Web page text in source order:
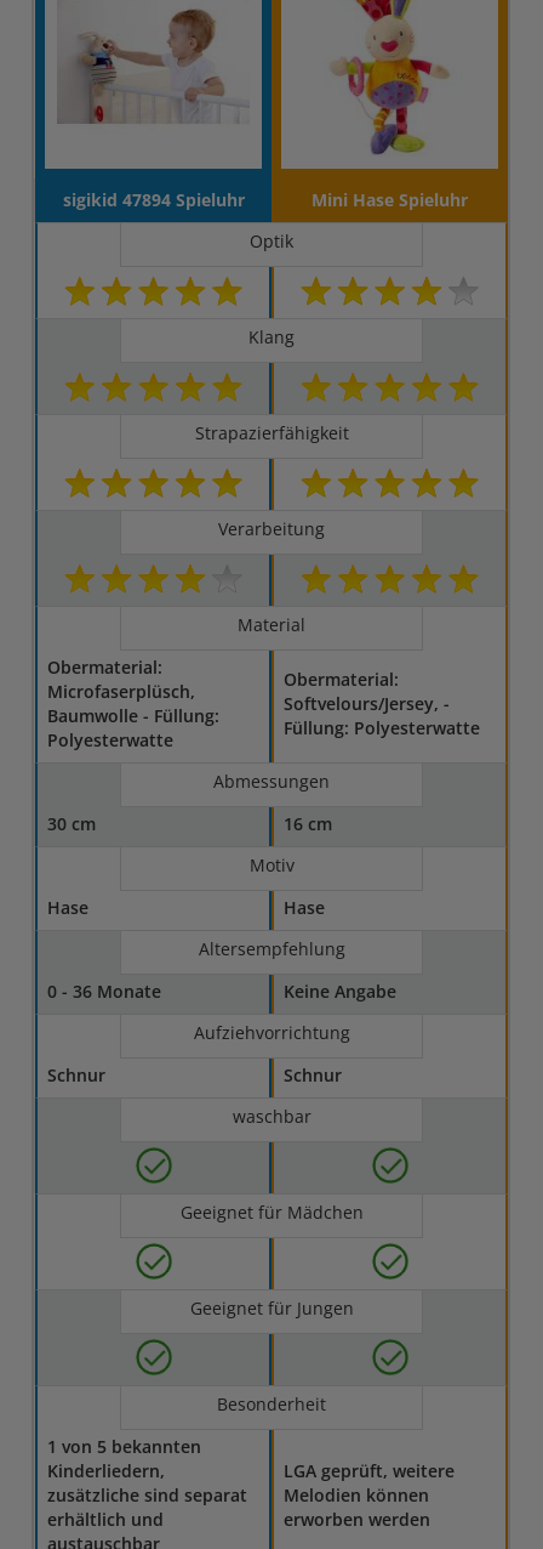
sigikid 47894 Spieluhr
Mini Hase Spieluhr
Optik
Klang
Strapazierfähigkeit
Verarbeitung
Material
Obermaterial:
Microfaserplüsch,
Baumwolle - Füllung:
Polyesterwatte
Obermaterial:
Softvelours/Jersey, -
Füllung: Polyesterwatte
Abmessungen
30 cm
16 cm
Motiv
Hase
Hase
Altersempfehlung
0 - 36 Monate
Keine Angabe
Aufziehvorrichtung
Schnur
Schnur
waschbar
Geeignet für Mädchen
Geeignet für Jungen
Besonderheit
1 von 5 bekannten
Kinderliedern,
zusätzliche sind separat
erhältlich und
austauschbar
LGA geprüft, weitere
Melodien können
erworben werden